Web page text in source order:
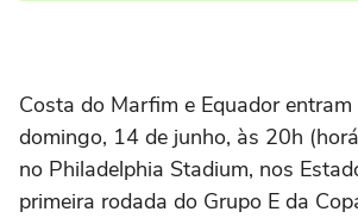
Costa do Marfim e Equador
domingo, 14 de junho, às 20h
no Philadelphia Stadium, nos
primeira rodada do Grupo E da